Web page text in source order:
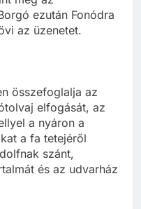
ezután Fonódra
az üzenetet.
összefoglalja az
elfogását, az
a nyáron a
a fa tetejéről
szánt,
és az udvarház